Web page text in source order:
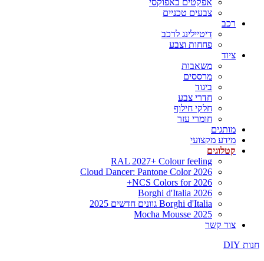
צבעים טכניים
רכב
דיטיילינג לרכב
פחחות וצבע
ציוד
משאבות
מרססים
ביגוד
חדרי צבע
חלקי חילוף
חומרי עזר
מותגים
מידע מקצועי
קטלוגים
RAL 2027+ Colour feeling
Cloud Dancer: Pantone Color 2026
NCS Colors for 2026+
Borghi d'Italia 2026
Borghi d'Italia גוונים חדשים 2025
Mocha Mousse 2025
צור קשר
חנות DIY